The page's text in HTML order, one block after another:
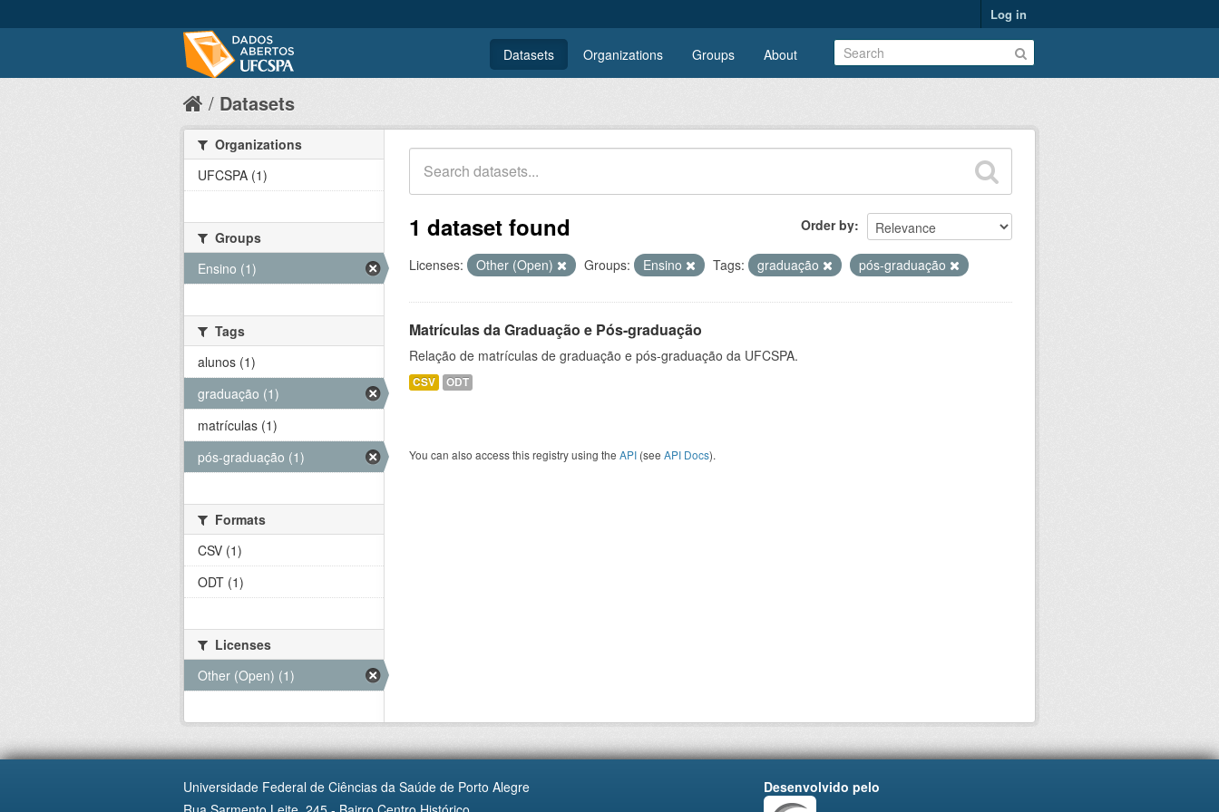
Log in
Datasets Organizations Groups About
Datasets
Order by
1 dataset found
Licenses: Other (Open) Groups: Ensino Tags: graduação pós-graduação
Matrículas da Graduação e Pós-graduação
Relação de matrículas de graduação e pós-graduação da UFCSPA.
CSV ODT
You can also access this registry using the API (see API Docs).
Organizations
UFCSPA (1)
Groups
Ensino (1)
Tags
alunos (1)
graduação (1)
matrículas (1)
pós-graduação (1)
Formats
CSV (1)
ODT (1)
Licenses
Other (Open) (1)
Universidade Federal de Ciências da Saúde de Porto Alegre
Desenvolvido pelo